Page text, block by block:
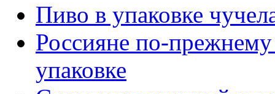
Пиво в упаковке
Россияне по-
упаковке